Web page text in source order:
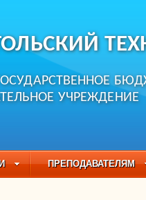
УЧРЕЖДЕНИЕ
ПРЕПОДАВАТЕЛЯМ